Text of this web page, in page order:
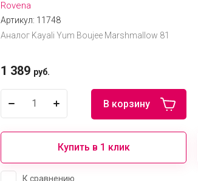
Rovena
Артикул: 11748
Аналог Kayali Yum Boujee Marshmallow 81
1 389 руб.
В корзину
Купить в 1 клик
К сравнению